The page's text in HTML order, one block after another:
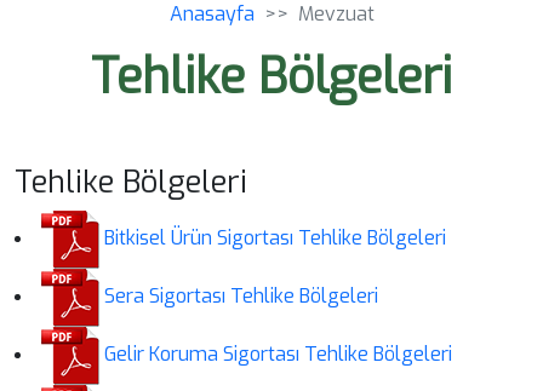
Anasayfa Mevzuat
Tehlike Bölgeleri
Tehlike Bölgeleri
Bitkisel Ürün Sigortası Tehlike Bölgeleri
Sera Sigortası Tehlike Bölgeleri
Gelir Koruma Sigortası Tehlike Bölgeleri